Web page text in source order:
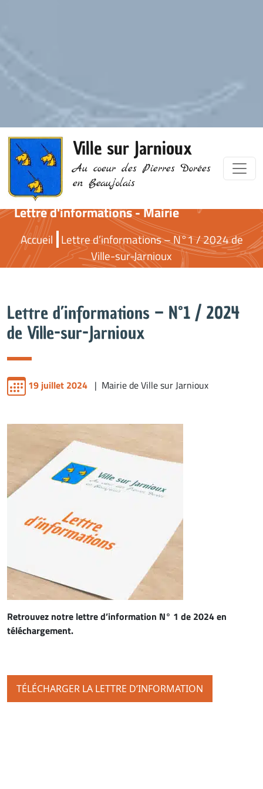
Ville sur Jarnioux
Au coeur des Pierres Dorées
en Beaujolais
Lettre d'informations - Mairie
Accueil Lettre d’informations – N°1 / 2024 de
Ville-sur-Jarnioux
Lettre d’informations – N°1 / 2024
de Ville-sur-Jarnioux
19 juillet 2024 | Mairie de Ville sur Jarnioux
Retrouvez notre lettre d’information N° 1 de 2024 en
téléchargement.
TÉLÉCHARGER LA LETTRE D’INFORMATION